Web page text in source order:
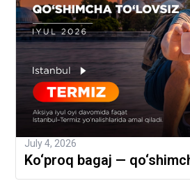
July 4, 2026
Ko‘proq bagaj —